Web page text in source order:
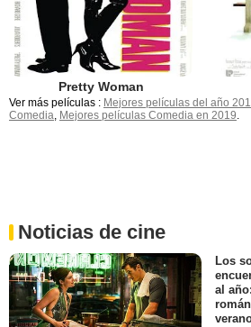
Pretty Woman
Ver más películas : Mejores películas del año
Comedia, Mejores películas Comedia en 2019.
Noticias de cine
Los
al